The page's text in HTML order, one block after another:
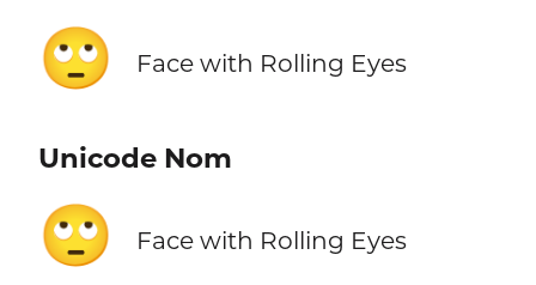
🙄 Face with Rolling Eyes
Unicode Nom
🙄 Face with Rolling Eyes